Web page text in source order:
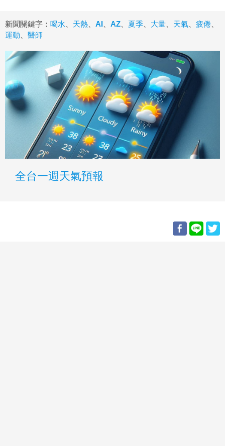
新聞關鍵字： 喝水、 天熱、 AI 、 AZ、 夏季、 大量、 天氣、 疲倦、
運動、 醫師
全台一週天氣預報